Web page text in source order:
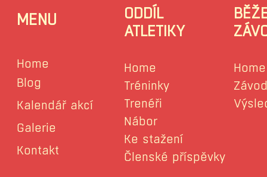
MENU
Home
Blog
Kalendář akcí
Galerie
Kontakt
ODDÍL
ATLETIKY
Home
Tréninky
Trenéři
Nábor
Ke stažení
Členské příspěvky
Home